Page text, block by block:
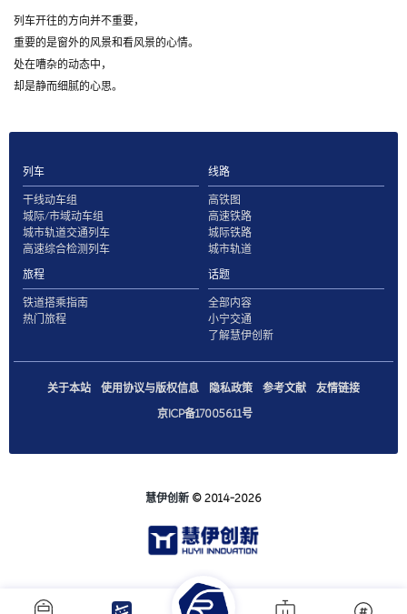
列车开往的方向并不重要，
重要的是窗外的风景和看风景的心情。
处在嘈杂的动态中，
却是静而细腻的心思。
列车
干线动车组
城际/市域动车组
城市轨道交通列车
高速综合检测列车
线路
高铁图
高速铁路
城际铁路
城市轨道
旅程
铁道搭乘指南
热门旅程
话题
全部内容
小宁交通
了解慧伊创新
关于本站 使用协议与版权信息 隐私政策 参考文献
友情链接
京ICP备17005611号
慧伊创新 © 2014-2026